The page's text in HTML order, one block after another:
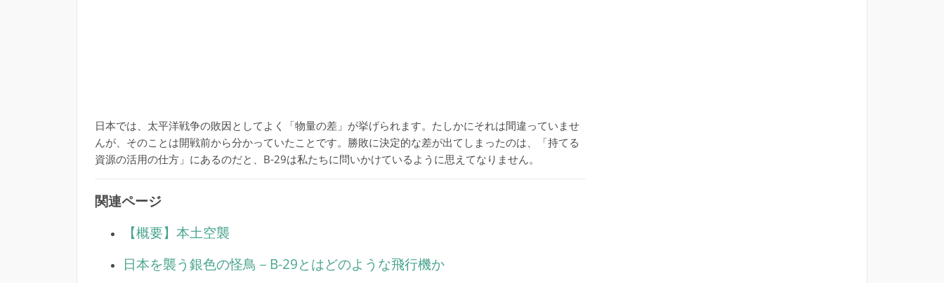
日本では、太平洋戦争の敗因としてよく「物量の差」が挙げられます。たしかにそれは間違っていませ
んが、そのことは開戦前から分かっていたことです。勝敗に決定的な差が出てしまったのは、「持てる
資源の活用の仕方」にあるのだと、B-29は私たちに問いかけているように思えてなりません。
関連ページ
【概要】本土空襲
日本を襲う銀色の怪鳥－B-29とはどのような飛行機か